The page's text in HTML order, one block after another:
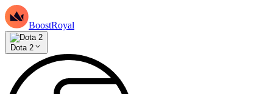
BoostRoyal
Dota 2